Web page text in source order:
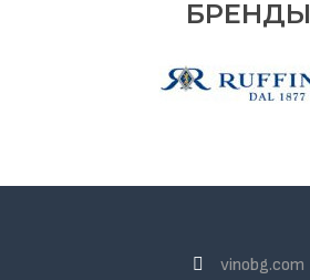
БРЕНДЫ
vinobg.com